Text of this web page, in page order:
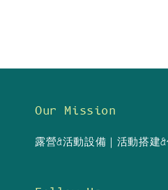
Our Mission
露營&活動設備｜活動搭建